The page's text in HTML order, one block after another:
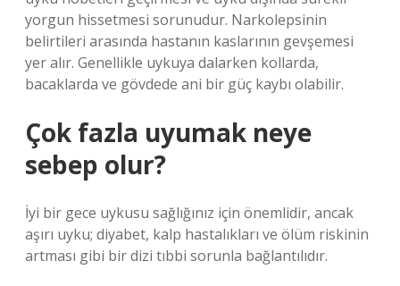
yorgun hissetmesi sorunudur. Narkolepsinin
belirtileri arasında hastanın kaslarının gevşemesi
yer alır. Genellikle uykuya dalarken kollarda,
bacaklarda ve gövdede ani bir güç kaybı olabilir.
Çok fazla uyumak neye
sebep olur?
İyi bir gece uykusu sağlığınız için önemlidir, ancak
aşırı uyku; diyabet, kalp hastalıkları ve ölüm riskinin
artması gibi bir dizi tıbbi sorunla bağlantılıdır.